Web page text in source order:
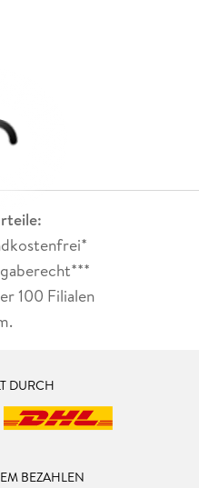
100 Filialen
DURCH
BEZAHLEN